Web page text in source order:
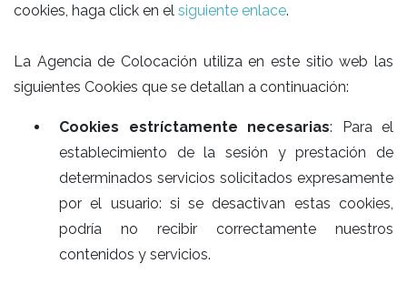
cookies, haga click en el siguiente enlace.
La Agencia de Colocación utiliza en este sitio web las
siguientes Cookies que se detallan a continuación:
Cookies estríctamente necesarias: Para el
establecimiento de la sesión y prestación de
determinados servicios solicitados expresamente
por el usuario: si se desactivan estas cookies,
podría no recibir correctamente nuestros
contenidos y servicios.